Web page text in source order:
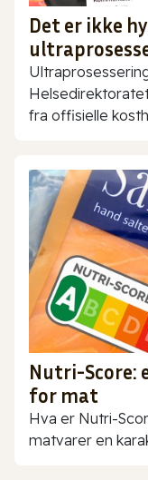
Det er ikke
fra offisielle
Nutri-Score:
for mat
Hva er Nutri-
matvarer en